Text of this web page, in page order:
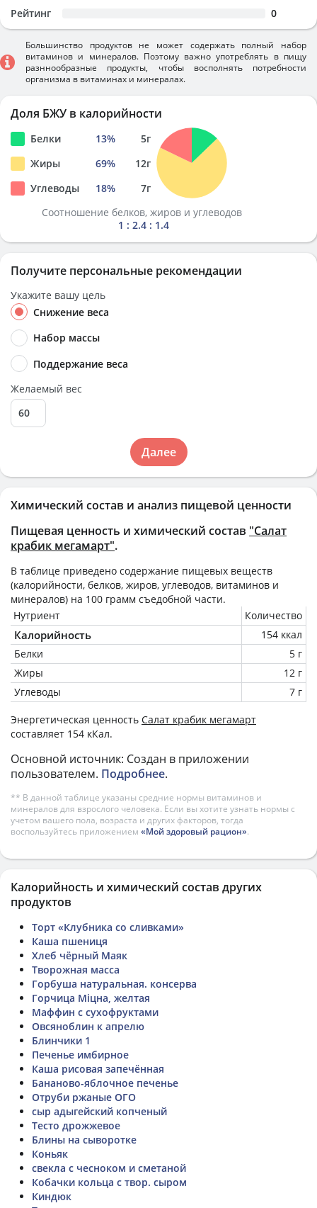
Химический состав и анализ пищевой ценности
Пищевая ценность и химический состав "Салат
крабик мегамарт".
В таблице приведено содержание пищевых веществ
(калорийности, белков, жиров, углеводов, витаминов и
минералов) на 100 грамм съедобной части.
Нутриент
Количество
Калорийность
154 ккал
Белки
5 г
Жиры
12 г
Углеводы
7 г
Энергетическая ценность Салат крабик мегамарт
составляет 154 кКал.
Основной источник: Создан в приложении
пользователем. Подробнее.
** В данной таблице указаны средние нормы витаминов и
минералов для взрослого человека. Если вы хотите узнать нормы с
учетом вашего пола, возраста и других факторов, тогда
воспользуйтесь приложением «Мой здоровый рацион».
Рейтинг 0
Большинство продуктов не может содержать полный набор
витаминов и минералов. Поэтому важно употреблять в пищу
разннообразные продукты, чтобы восполнять потребности
организма в витаминах и минералах.
Доля БЖУ в калорийности
Белки 13% 5г
Жиры
69% 12г
Углеводы
18% 7г
Соотношение белков, жиров и углеводов
1 : 2.4 : 1.4
Получите персональные рекомендации
Укажите вашу цель
Снижение веса
Набор массы
Поддержание веса
Желаемый вес
Далее
Калорийность и химический состав других
продуктов
Торт «Клубника со сливками»
Каша пшениця
Хлеб чёрный Маяк
Творожная масса
Горбуша натуральная. консерва
Горчица Міцна, желтая
Маффин с сухофруктами
Овсяноблин к апрелю
Блинчики 1
Печенье имбирное
Каша рисовая запечённая
Бананово-яблочное печенье
Отруби ржаные ОГО
сыр адыгейский копченый
Тесто дрожжевое
Блины на сыворотке
Коньяк
свекла с чесноком и сметаной
Кобачки кольца с твор. сыром
Киндюк